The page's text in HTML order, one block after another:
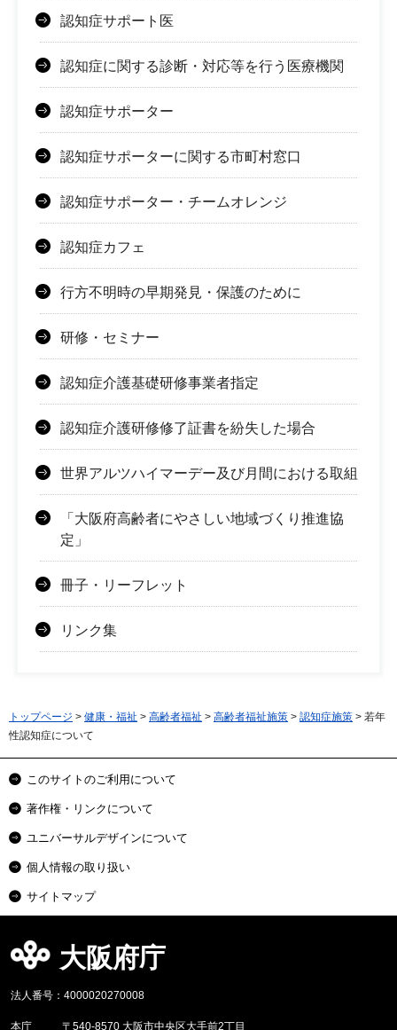
認知症サポート医
認知症に関する診断・対応等を行う医療機関
認知症サポーター
認知症サポーターに関する市町村窓口
認知症サポーター・チームオレンジ
認知症カフェ
行方不明時の早期発見・保護のために
研修・セミナー
認知症介護基礎研修事業者指定
認知症介護研修修了証書を紛失した場合
世界アルツハイマーデー及び月間における取組
「大阪府高齢者にやさしい地域づくり推進協
定」
冊子・リーフレット
リンク集
トップページ > 健康・福祉 > 高齢者福祉 > 高齢者福祉施策 > 認知症施策 > 若年
性認知症について
このサイトのご利用について
著作権・リンクについて
ユニバーサルデザインについて
個人情報の取り扱い
サイトマップ
大阪府庁
法人番号：4000020270008
本庁 〒540-8570 大阪市中央区大手前2丁目